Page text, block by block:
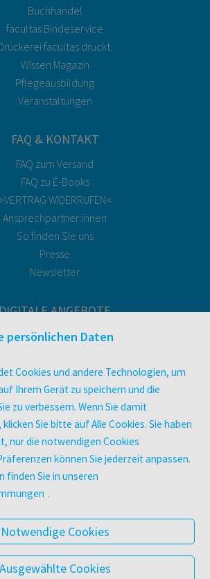
Buchhandel
facultas Bindeservice
facultas druckt.
Wissen Magazin
Pflegeausbildung
Veranstaltungen
FAQ & KONTAKT
FAQ zum Versand
FAQ zu E-Books
>VERTRAG WIDERRUFEN<
Ansprechpartner:innen
So finden Sie uns
Presse
Newsletter
ANGEBOTE
Überblick
utb elibrary
E-Books
facultas Club
UNTERNEHMEN
Über facultas
Arbeiten bei facultas
Datenschutz & Cookies
AGB
Barrierefreiheit
persönlichen Daten
Cookies und andere Technologien, um
Ihrem Gerät zu speichern und die
zu verbessern. Wenn Sie damit
Sie bitte auf Alle Cookies. Sie haben
nur die notwendigen Cookies
können Sie jederzeit anpassen.
finden Sie in unseren
.
Notwendige Cookies
Ausgewählte Cookies